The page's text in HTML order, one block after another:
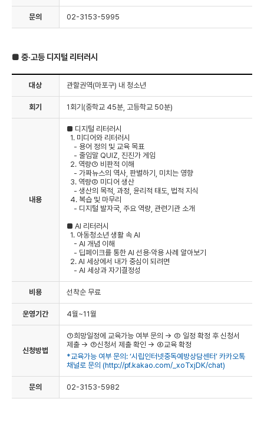
문의 02-3153-5995
■ 중·고등 디지털 리터러시
대상 관할권역(마포구) 내 청소년
회기 1회기(중학교 45분, 고등학교 50분)
내용
■ 디지털 리터러시
1. 미디어와 리터러시
- 용어 정의 및 교육 목표
- 줄임말 QUIZ, 진진가 게임
2. 역량① 비판적 이해
- 가짜뉴스의 역사, 판별하기, 미치는 영향
3. 역량② 미디어 생산
- 생산의 목적, 과정, 윤리적 태도, 법적 지식
4. 복습 및 마무리
- 디지털 발자국, 주요 역량, 관련기관 소개
■ AI 리터러시
1. 아동청소년 생활 속 AI
- AI 개념 이해
- 딥페이크를 통한 AI 선용·악용 사례 알아보기
2. AI 세상에서 내가 중심이 되려면
- AI 세상과 자기결정성
비용 선착순 무료
운영기간 4월~11월
신청방법
①희망일정에 교육가능 여부 문의 → ② 일정 확정 후 신청서
제출 → ③신청서 제출 확인 → ④교육 확정
*교육가능 여부 문의: ‘시립인터넷중독예방상담센터’ 카카오톡
채널로 문의 (http://pf.kakao.com/_xoTxjDK/chat)
문의 02-3153-5982